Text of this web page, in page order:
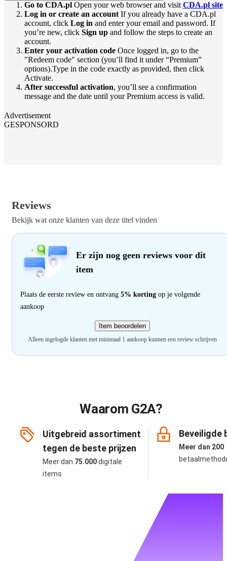
Go to CDA.pl Open your web browser and visit CDA.pl site
Log in or create an account If you already have a CDA.pl
account, click Log in and enter your email and password. If
you’re new, click Sign up and follow the steps to create an
account.
Enter your activation code Once logged in, go to the
"Redeem code" section (you’ll find it under “Premium”
options).Type in the code exactly as provided, then click
Activate.
After successful activation, you’ll see a confirmation
message and the date until your Premium access is valid.
Advertisement
GESPONSORD
Reviews
Bekijk wat onze klanten van deze titel vinden
Er zijn nog geen reviews voor dit
item
Plaats de eerste review en ontvang 5% korting op je volgende
aankoop
Item beoordelen
Alleen ingelogde klanten met minimaal 1 aankoop kunnen een review schrijven
Waarom G2A?
Uitgebreid assortiment
tegen de beste prijzen
Meer dan 75.000digitale
items
Beveiligde
Meer dan 200